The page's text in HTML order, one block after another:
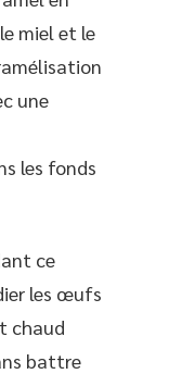
miel et le
une
les fonds
ce
les œufs
chaud
battre